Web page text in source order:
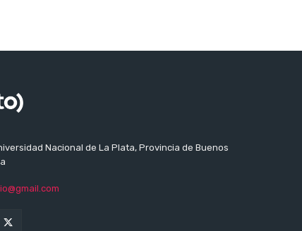
Nacional de La Plata, Provincia de Buenos